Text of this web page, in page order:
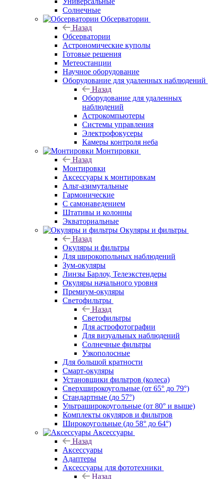
Солнечные
Обсерватории
Назад
Обсерватории
Астрономические куполы
Готовые решения
Метеостанции
Научное оборудование
Оборудование для удаленных наблюдений
Назад
Оборудование для удаленных
наблюдений
Астрокомпьютеры
Системы управления
Электрофокусеры
Камеры контроля неба
Монтировки
Назад
Монтировки
Аксессуары к монтировкам
Альт-азимутальные
Гармонические
С самонаведением
Штативы и колонны
Экваториальные
Окуляры и фильтры
Назад
Окуляры и фильтры
Для широкопольных наблюдений
Зум-окуляры
Линзы Барлоу, Телеэкстендеры
Окуляры начального уровня
Премиум-окуляры
Светофильтры
Назад
Светофильтры
Для астрофотографии
Для визуальных наблюдений
Солнечные фильтры
Узкополосные
Для большой кратности
Смарт-окуляры
Установщики фильтров (колеса)
Сверхширокоугольные (от 65° до 79°)
Стандартные (до 57°)
Ультраширокоугольные (от 80° и выше)
Комплекты окуляров и фильтров
Широкоугольные (до 58° до 64°)
Аксессуары
Назад
Аксессуары
Адаптеры
Аксессуары для фототехники
Назад